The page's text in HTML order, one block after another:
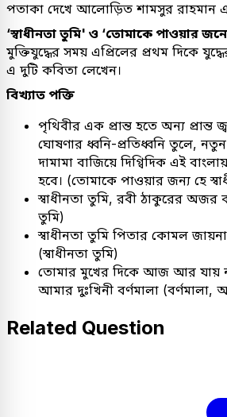
পতাকা দেখে আলোড়িত শামসুর রাহমান এ
‘স্বাধীনতা তুমি' ও ‘তোমাকে পাওয়ার জন্যে
মুক্তিযুদ্ধের সময় এপ্রিলের প্রথম দিকে
এ দুটি কবিতা লেখেন।
বিখ্যাত পক্তি
পৃথিবীর এক প্রান্ত হতে অন্য প্রান্ত
ঘোষণার ধ্বনি-প্রতিধ্বনি তুলে, নতুন
দামামা বাজিয়ে দিগ্বিদিক এই
হবে। (তোমাকে পাওয়ার জন্য হে
স্বাধীনতা তুমি, রবী ঠাকুরের অজর
তুমি)
স্বাধীনতা তুমি পিতার কোমল
(স্বাধীনতা তুমি)
তোমার মুখের দিকে আজ আর যায়
আমার দুঃখিনী বর্ণমালা (বর্ণমালা,
Related Question